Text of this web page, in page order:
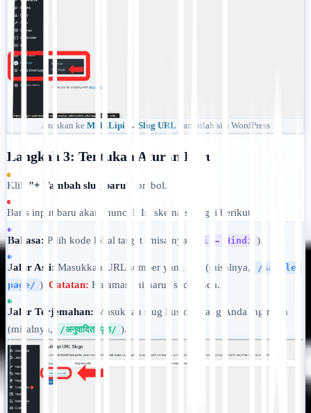
Arahkan ke MultiLipi → Slug URL dari bilah sisi WordPress
Langkah 3: Tentukan Aturan Baru
Klik "+ Tambah slug baru" tombol.
Baris input baru akan muncul. Isi skema sebagai berikut:
Bahasa: Pilih kode lokal target (misalnya, hi — Hindi ).
Jalur Asli: Masukkan URL sumber yang ada (misalnya,
/sample-
page/ ). Catatan: Halaman ini harus sudah ada.
Jalur Terjemahan: Masukkan slug kustom yang Anda inginkan
(misalnya,
/अनुवादित-पृष्ठ/ ).